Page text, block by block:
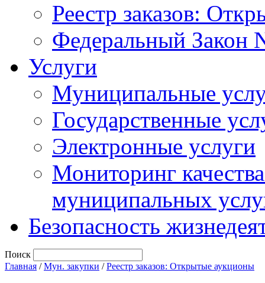
Реестр заказов:
Федеральный Закон
Услуги
Муниципальные
Государственные
Электронные услуги
Мониторинг
муниципальных
Безопасность
Поиск
Главная /Мун. закупки /Реестр заказов: Открытые аукционы